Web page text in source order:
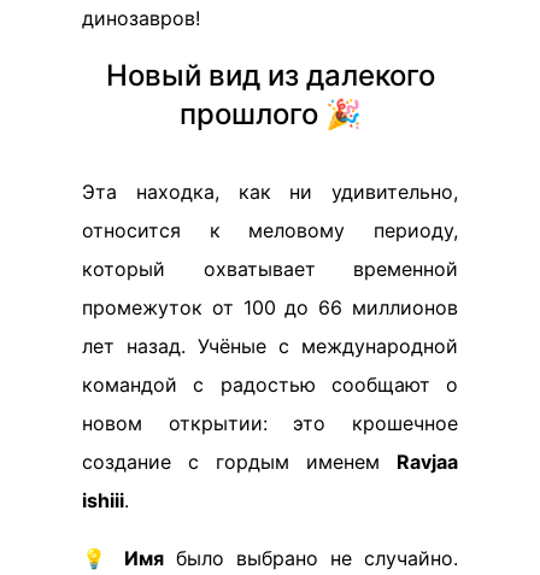
динозавров!
Новый вид из далекого
прошлого 🎉
Эта находка, как ни удивительно,
относится к меловому периоду,
который охватывает временной
промежуток от 100 до 66 миллионов
лет назад. Учёные с международной
командой с радостью сообщают о
новом открытии: это крошечное
создание с гордым именем Ravjaa
ishiii.
💡 Имя было выбрано не случайно.